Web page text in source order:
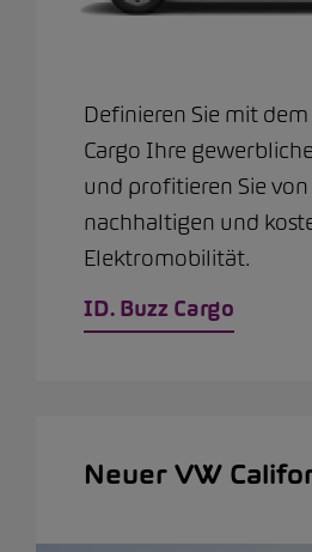
Definieren Sie mit dem
Cargo Ihre
und profitieren Sie
nachhaltigen und
Elektromobilität.
ID. Buzz Cargo
Neuer VW